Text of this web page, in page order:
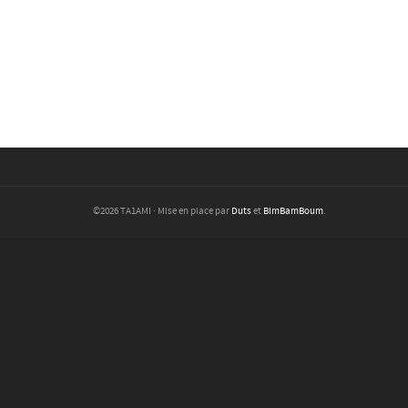
©2026 TA1AMI · Mise en place par Dutset BimBamBoum.